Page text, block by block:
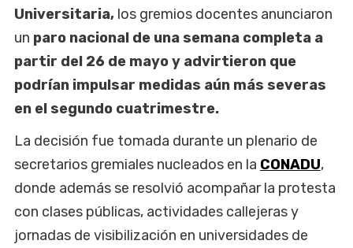
Universitaria, los gremios docentes anunciaron
un paro nacional de una semana completa a
partir del 26 de mayo y advirtieron que
podrían impulsar medidas aún más severas
en el segundo cuatrimestre.
La decisión fue tomada durante un plenario de
secretarios gremiales nucleados en la CONADU,
donde además se resolvió acompañar la protesta
con clases públicas, actividades callejeras y
jornadas de visibilización en universidades de